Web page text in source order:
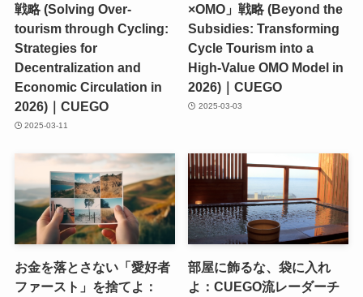
戦略 (Solving Over-
tourism through Cycling:
Strategies for
Decentralization and
Economic Circulation in
2026)｜CUEGO
2025-03-11
×OMO」戦略 (Beyond the
Subsidies: Transforming
Cycle Tourism into a
High-Value OMO Model in
2026)｜CUEGO
2025-03-03
お金を落とさない「愛好者
ファースト」を捨てよ：
部屋に飾るな、袋に入れ
よ：CUEGO流レーダーチ